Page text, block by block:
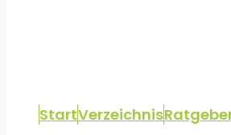
StartVerzeichnis